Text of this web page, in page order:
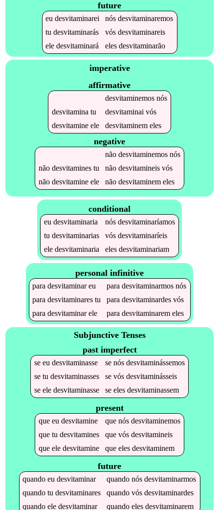
future
eudesvitaminarei nósdesvitaminaremos
tudesvitaminarás vósdesvitaminareis
eledesvitaminará elesdesvitaminarão
imperative
affirmative
desvitaminemosnós
desvitamina tu desvitaminai vós
desvitamineele desvitaminemeles
negative
não desvitaminemosnós
não desvitaminestu não desvitamineisvós
não desvitamineele não desvitaminemeles
conditional
eu desvitaminaria nós desvitaminaríamos
tu desvitaminarias vós desvitaminaríeis
ele desvitaminaria eles desvitaminariam
personal infinitive
paradesvitaminareu paradesvitaminarmos nós
paradesvitaminares tu paradesvitaminardes vós
paradesvitaminarele paradesvitaminarem eles
Subjunctive Tenses
past imperfect
se eu desvitaminasse se nós desvitaminássemos
se tu desvitaminasses se vós desvitaminásseis
se ele desvitaminasse se eles desvitaminassem
present
que eu desvitamine que nós desvitaminemos
que tu desvitamines que vós desvitamineis
que ele desvitamine que eles desvitaminem
future
quandoeudesvitaminar quandonósdesvitaminarmos
quandotudesvitaminares quandovósdesvitaminardes
quandoeledesvitaminar quandoelesdesvitaminarem